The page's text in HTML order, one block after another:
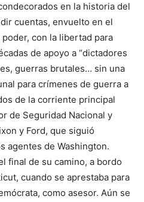
en la historia del
cuentas, envuelto en el
con la libertad para
de apoyo a “dictadores
guerras brutales… sin una
para crímenes de guerra a
de la corriente principal
de Seguridad Nacional y
y Ford, que siguió
agentes de Washington.
final de su camino, a bordo
cuando se aprestaba para
como asesor. Aún se